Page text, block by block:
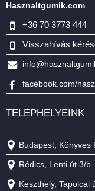
Hasznaltgumik.com
+36 70 3773 444
Visszahívás
facebook.com/
TELEPHELYEINK
Budapest, Könyves
Rédics, Lenti út 3/b
Keszthely, Tapolcai